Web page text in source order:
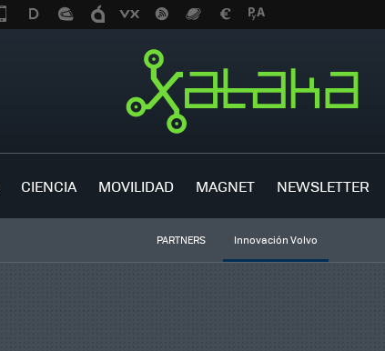
CIENCIA MOVILIDAD MAGNET NEWSLETTER
PARTNERS Innovación Volvo